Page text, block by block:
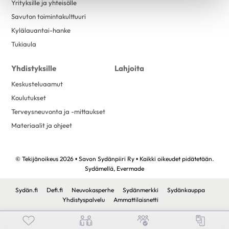
Yrityksille ja yhteisölle
Savuton toimintakulttuuri
Kylälauantai-hanke
Tukiaula
Yhdistyksille
Keskusteluaamut
Koulutukset
Terveysneuvonta ja -mittaukset
Materiaalit ja ohjeet
Lahjoita
© Tekijänoikeus 2026 • Savon Sydänpiiri Ry • Kaikki oikeudet pidätetään.
Sydämellä, Evermade
Sydän.fi Defi.fi Neuvokasperhe Sydänmerkki
Sydänkauppa
Yhdistyspalvelu
Ammattilaisnetti